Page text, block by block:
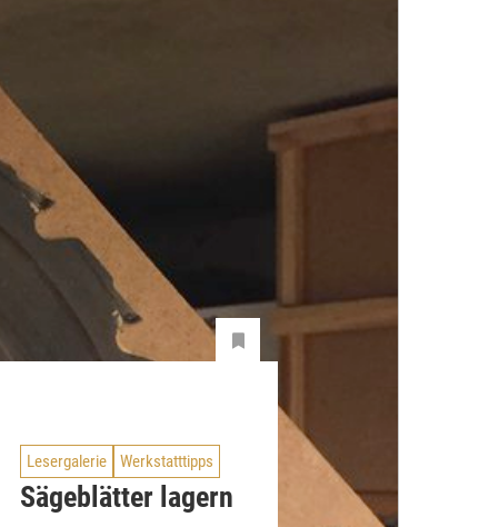
Lesergalerie Werkstatttipps
Sägeblätter lagern